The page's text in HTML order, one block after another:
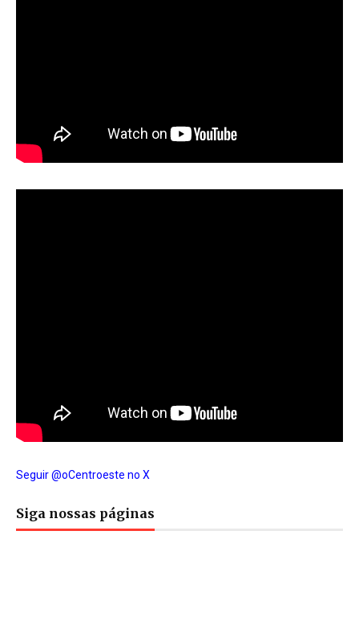
Seguir @oCentroeste no X
Siga nossas páginas